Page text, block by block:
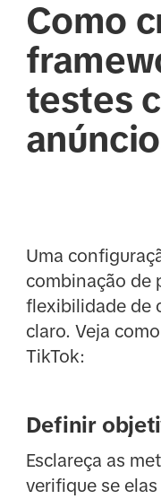
Como
testes
Uma
combinação de
flexibilidade de
claro. Veja
TikTok:
Definir
Esclareça as
verifique se